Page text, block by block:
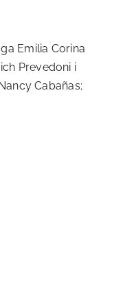
Emilia Corina
Prevedoni i
Cabañas;